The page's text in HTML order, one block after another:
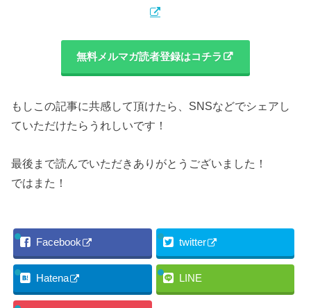
無料メルマガ読者登録はコチラ
もしこの記事に共感して頂けたら、SNSなどでシェアし
ていただけたらうれしいです！
最後まで読んでいただきありがとうございました！
ではまた！
Facebook twitter
Hatena LINE